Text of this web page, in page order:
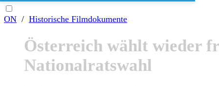
ON / Historische Filmdokumente
Österreich wählt wieder
Nationalratswahl